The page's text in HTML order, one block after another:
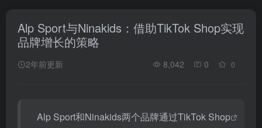
Alp Sport与Ninakids：借助TikTok Shop实现
品牌增长的策略
2年前更新 8,042 0 0
Alp Sport和Ninakids两个品牌通过TikTok Shop